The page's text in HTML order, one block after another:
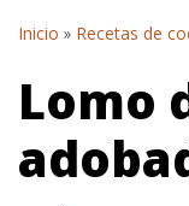
Inicio » Recetas de
Lomo